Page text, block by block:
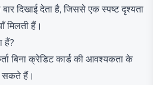
दिखाई देता है, जिससे एक स्पष्ट दृश्यता
मिलती हैं।
हैं?
बिना क्रेडिट कार्ड की आवश्यकता के
हैं।